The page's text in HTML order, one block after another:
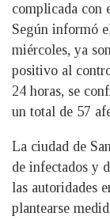
complicada con
Según informó
miércoles, ya
positivo al
24 horas, se
un total de 57
La ciudad de
de infectados y
las autoridades
plantearse